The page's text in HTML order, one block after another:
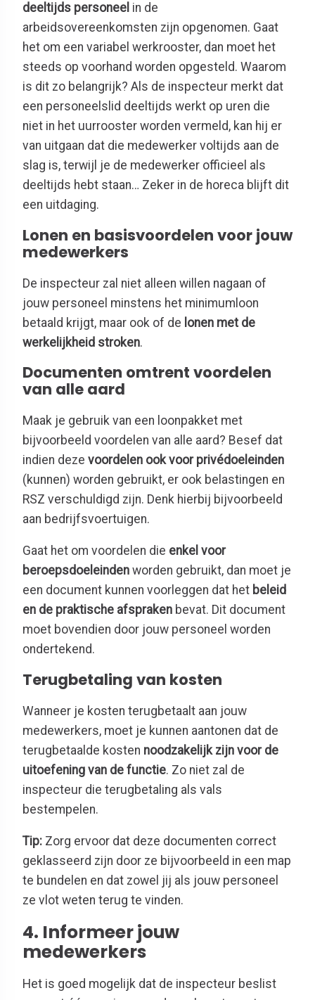
deeltijds personeel in de
arbeidsovereenkomsten zijn opgenomen. Gaat
het om een variabel werkrooster, dan moet het
steeds op voorhand worden opgesteld. Waarom
is dit zo belangrijk? Als de inspecteur merkt dat
een personeelslid deeltijds werkt op uren die
niet in het uurrooster worden vermeld, kan hij er
van uitgaan dat die medewerker voltijds aan de
slag is, terwijl je de medewerker officieel als
deeltijds hebt staan… Zeker in de horeca blijft dit
een uitdaging.
Lonen en basisvoordelen voor jouw
medewerkers
De inspecteur zal niet alleen willen nagaan of
jouw personeel minstens het minimumloon
betaald krijgt, maar ook of de lonen met de
werkelijkheid stroken.
Documenten omtrent voordelen
van alle aard
Maak je gebruik van een loonpakket met
bijvoorbeeld voordelen van alle aard? Besef dat
indien deze voordelen ook voor privédoeleinden
(kunnen) worden gebruikt, er ook belastingen en
RSZ verschuldigd zijn. Denk hierbij bijvoorbeeld
aan bedrijfsvoertuigen.
Gaat het om voordelen die enkel voor
beroepsdoeleinden worden gebruikt, dan moet je
een document kunnen voorleggen dat het beleid
en de praktische afspraken bevat. Dit document
moet bovendien door jouw personeel worden
ondertekend.
Terugbetaling van kosten
Wanneer je kosten terugbetaalt aan jouw
medewerkers, moet je kunnen aantonen dat de
terugbetaalde kosten noodzakelijk zijn voor de
uitoefening van de functie. Zo niet zal de
inspecteur die terugbetaling als vals
bestempelen.
Tip: Zorg ervoor dat deze documenten correct
geklasseerd zijn door ze bijvoorbeeld in een map
te bundelen en dat zowel jij als jouw personeel
ze vlot weten terug te vinden.
4. Informeer jouw
medewerkers
Het is goed mogelijk dat de inspecteur beslist